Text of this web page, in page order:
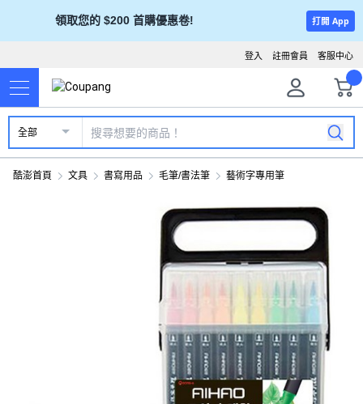
領取您的 $200 首購優惠卷! 打開 App
客服中心
註冊會員
登入
全部
酷澎首頁 文具 書寫用品 毛筆/書法筆 藝術字專用筆